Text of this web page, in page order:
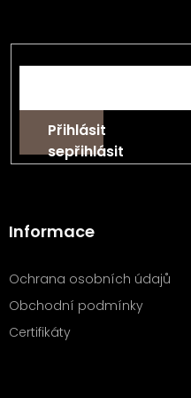
Přihlásit
se
Informace
Ochrana osobních údajů
Obchodní podmínky
Certifikáty